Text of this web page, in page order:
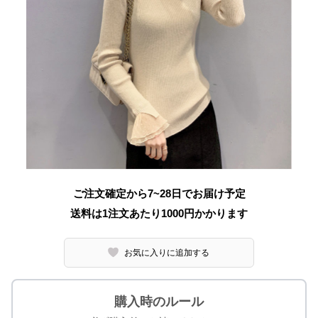
ご注文確定から7~28日でお届け予定
送料は1注文あたり 1000円かかります
お気に入りに追加する
購入時のルール